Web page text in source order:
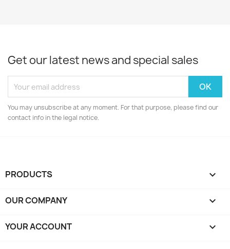
Get our latest news and special sales
You may unsubscribe at any moment. For that purpose, please find our
contact info in the legal notice.
PRODUCTS 
OUR COMPANY 
YOUR ACCOUNT 